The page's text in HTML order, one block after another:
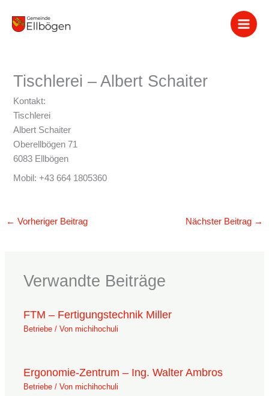
Inhalt
Tischlerei – Albert Schaiter
Kontakt:
Tischlerei
Albert Schaiter
Oberellbögen 71
6083 Ellbögen
Mobil: +43 664 1805360
← Vorheriger Beitrag Nächster Beitrag →
Verwandte Beiträge
FTM – Fertigungstechnik Miller
Betriebe / Vonmichihochuli
Ergonomie-Zentrum – Ing. Walter Ambros
Betriebe / Vonmichihochuli